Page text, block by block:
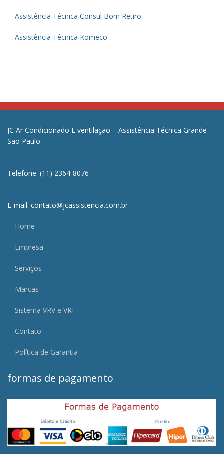
Assistência Técnica Consul Bom Retiro
Assistência Técnica Komeco
JC Ar Condicionado E ventilação – Assistência Técnica Grande
São Paulo
Telefone: (11) 2364-8076
E-mail: contato@jcassistencia.com.br
Home
Empresa
Serviços
Marcas
Sistema VRV e VRF
Contato
Política de Garantia
formas de pagamento